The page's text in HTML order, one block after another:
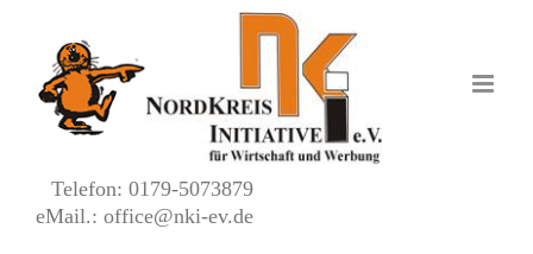
springen
Telefon: 0179-5073879
eMail.: office@nki-ev.de